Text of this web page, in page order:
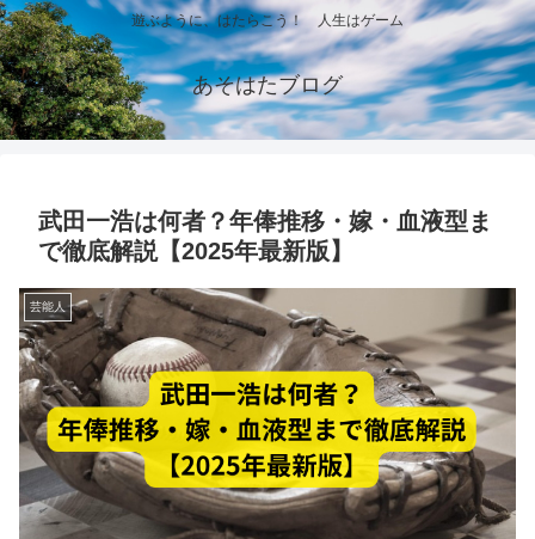
遊ぶように、はたらこう！ 人生はゲーム
あそはたブログ
武田一浩は何者？年俸推移・嫁・血液型ま
で徹底解説【2025年最新版】
芸能人